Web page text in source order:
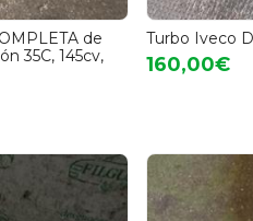
de
35C, 145cv,
Turbo Iveco
160,00€